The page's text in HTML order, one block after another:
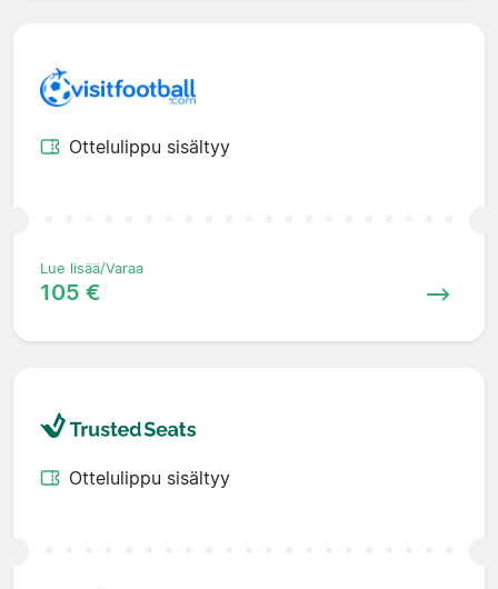
Ottelulippu sisältyy
Lue lisää/Varaa
105 €
Ottelulippu sisältyy